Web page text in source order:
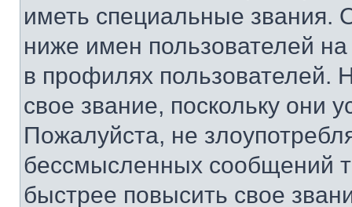
иметь специальные звания.
ниже имен пользователей
в профилях
свое звание, поскольку они
Пожалуйста, не
бессмысленных сообщений
быстрее повысить свое